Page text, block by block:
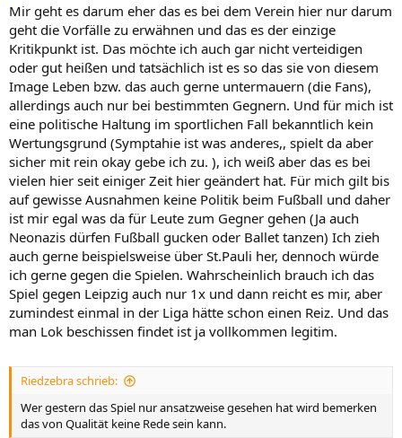
Mir geht es darum eher das es bei dem Verein hier nur darum
geht die Vorfälle zu erwähnen und das es der einzige
Kritikpunkt ist. Das möchte ich auch gar nicht verteidigen
oder gut heißen und tatsächlich ist es so das sie von diesem
Image Leben bzw. das auch gerne untermauern (die Fans),
allerdings auch nur bei bestimmten Gegnern. Und für mich ist
eine politische Haltung im sportlichen Fall bekanntlich kein
Wertungsgrund (Symptahie ist was anderes,, spielt da aber
sicher mit rein okay gebe ich zu. ), ich weiß aber das es bei
vielen hier seit einiger Zeit hier geändert hat. Für mich gilt bis
auf gewisse Ausnahmen keine Politik beim Fußball und daher
ist mir egal was da für Leute zum Gegner gehen (Ja auch
Neonazis dürfen Fußball gucken oder Ballet tanzen) Ich zieh
auch gerne beispielsweise über St.Pauli her, dennoch würde
ich gerne gegen die Spielen. Wahrscheinlich brauch ich das
Spiel gegen Leipzig auch nur 1x und dann reicht es mir, aber
zumindest einmal in der Liga hätte schon einen Reiz. Und das
man Lok beschissen findet ist ja vollkommen legitim.
Riedzebra schrieb:
Wer gestern das Spiel nur ansatzweise gesehen hat wird bemerken
das von Qualität keine Rede sein kann.